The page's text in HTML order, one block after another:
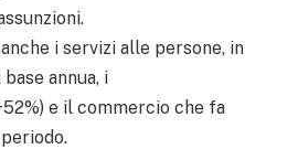
i servizi alle persone, in
annua, i
e il commercio che fa